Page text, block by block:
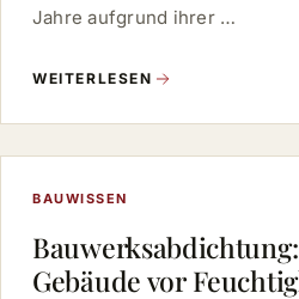
Jahre aufgrund ihrer …
WEITERLESEN
BAUWISSEN
Gebäude vor